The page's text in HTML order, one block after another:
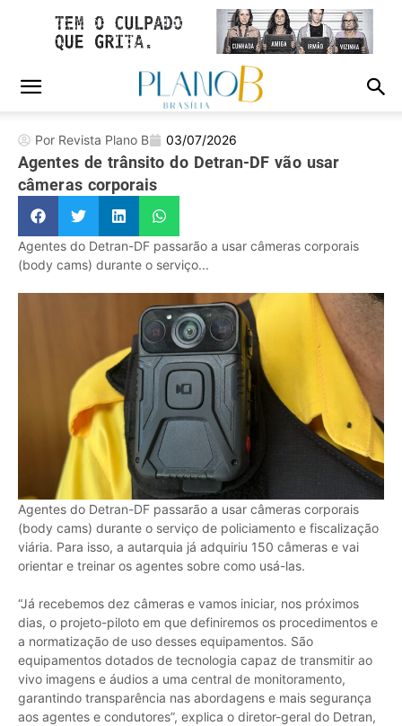
Por Revista Plano B 03/07/2026
Agentes de trânsito do Detran-DF vão usar
câmeras corporais
Agentes do Detran-DF passarão a usar câmeras corporais
(body cams) durante o serviço...
Agentes do Detran-DF passarão a usar câmeras corporais
(body cams) durante o serviço de policiamento e fiscalização
viária. Para isso, a autarquia já adquiriu 150 câmeras e vai
orientar e treinar os agentes sobre como usá-las.
“Já recebemos dez câmeras e vamos iniciar, nos próximos
dias, o projeto-piloto em que definiremos os procedimentos e
a normatização de uso desses equipamentos. São
equipamentos dotados de tecnologia capaz de transmitir ao
vivo imagens e áudios a uma central de monitoramento,
garantindo transparência nas abordagens e mais segurança
aos agentes e condutores”, explica o diretor-geral do Detran,